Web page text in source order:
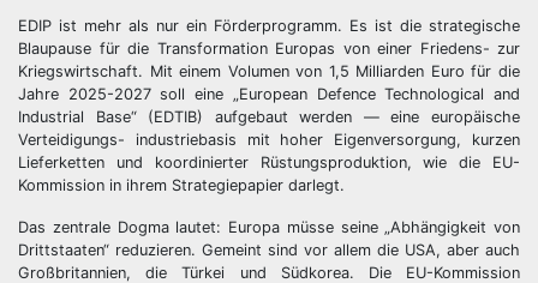
EDIP ist mehr als nur ein Förderprogramm. Es ist die strategische
Blaupause für die Transformation Europas von einer Friedens- zur
Kriegswirtschaft. Mit einem Volumen von 1,5 Milliarden Euro für die
Jahre 2025-2027 soll eine „European Defence Technological and
Industrial Base“ (EDTIB) aufgebaut werden — eine europäische
Verteidigungs- industriebasis mit hoher Eigenversorgung, kurzen
Lieferketten und koordinierter Rüstungsproduktion, wie die EU-
Kommission in ihrem Strategiepapier darlegt.
Das zentrale Dogma lautet: Europa müsse seine „Abhängigkeit von
Drittstaaten“ reduzieren. Gemeint sind vor allem die USA, aber auch
Großbritannien, die Türkei und Südkorea. Die EU-Kommission